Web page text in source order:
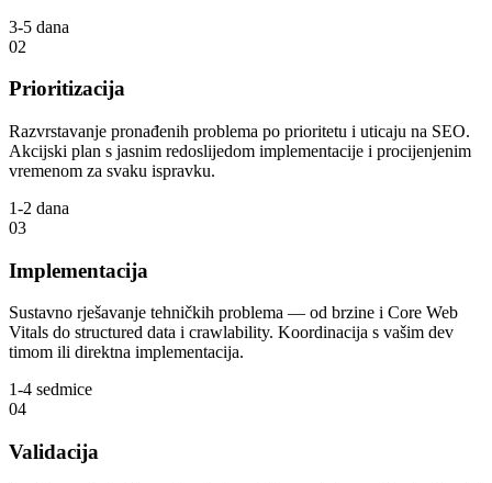
3-5 dana
02
Prioritizacija
Razvrstavanje pronađenih problema po prioritetu i uticaju na SEO.
Akcijski plan s jasnim redoslijedom implementacije i procijenjenim
vremenom za svaku ispravku.
1-2 dana
03
Implementacija
Sustavno rješavanje tehničkih problema — od brzine i Core Web
Vitals do structured data i crawlability. Koordinacija s vašim dev
timom ili direktna implementacija.
1-4 sedmice
04
Validacija